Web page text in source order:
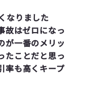
なりました
故はゼロになっ
が一番のメリッ
たことだと思っ
率も高くキープ